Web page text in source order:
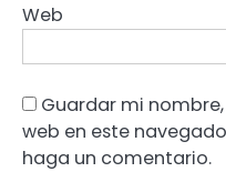
Web
Guardar mi
web en este
haga un comentario.